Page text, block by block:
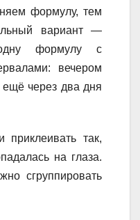
формулу, тем
вариант —
формулу с
вечером
ещё через два дня
приклеивать так,
на глаза.
сгруппировать